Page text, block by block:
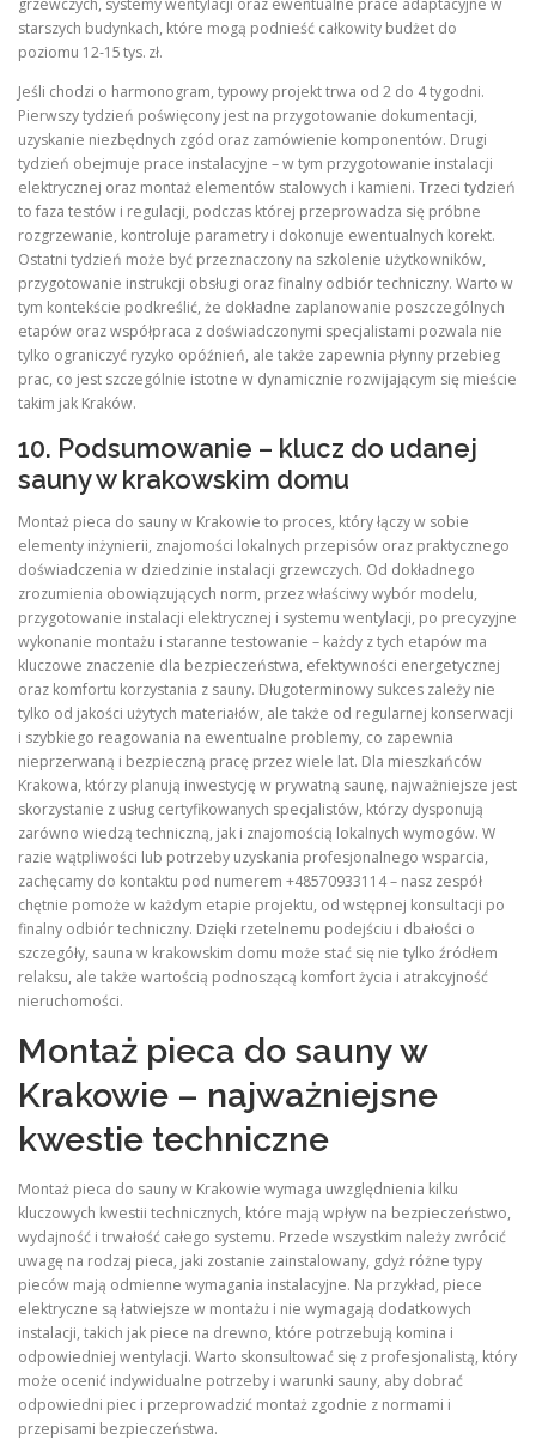
grzewczych, systemy wentylacji oraz ewentualne prace adaptacyjne w
starszych budynkach, które mogą podnieść całkowity budżet do
poziomu 12‑15 tys. zł.
Jeśli chodzi o harmonogram, typowy projekt trwa od 2 do 4 tygodni.
Pierwszy tydzień poświęcony jest na przygotowanie dokumentacji,
uzyskanie niezbędnych zgód oraz zamówienie komponentów. Drugi
tydzień obejmuje prace instalacyjne – w tym przygotowanie instalacji
elektrycznej oraz montaż elementów stalowych i kamieni. Trzeci tydzień
to faza testów i regulacji, podczas której przeprowadza się próbne
rozgrzewanie, kontroluje parametry i dokonuje ewentualnych korekt.
Ostatni tydzień może być przeznaczony na szkolenie użytkowników,
przygotowanie instrukcji obsługi oraz finalny odbiór techniczny. Warto w
tym kontekście podkreślić, że dokładne zaplanowanie poszczególnych
etapów oraz współpraca z doświadczonymi specjalistami pozwala nie
tylko ograniczyć ryzyko opóźnień, ale także zapewnia płynny przebieg
prac, co jest szczególnie istotne w dynamicznie rozwijającym się mieście
takim jak Kraków.
10. Podsumowanie – klucz do udanej
sauny w krakowskim domu
Montaż pieca do sauny w Krakowie to proces, który łączy w sobie
elementy inżynierii, znajomości lokalnych przepisów oraz praktycznego
doświadczenia w dziedzinie instalacji grzewczych. Od dokładnego
zrozumienia obowiązujących norm, przez właściwy wybór modelu,
przygotowanie instalacji elektrycznej i systemu wentylacji, po precyzyjne
wykonanie montażu i staranne testowanie – każdy z tych etapów ma
kluczowe znaczenie dla bezpieczeństwa, efektywności energetycznej
oraz komfortu korzystania z sauny. Długoterminowy sukces zależy nie
tylko od jakości użytych materiałów, ale także od regularnej konserwacji
i szybkiego reagowania na ewentualne problemy, co zapewnia
nieprzerwaną i bezpieczną pracę przez wiele lat. Dla mieszkańców
Krakowa, którzy planują inwestycję w prywatną saunę, najważniejsze jest
skorzystanie z usług certyfikowanych specjalistów, którzy dysponują
zarówno wiedzą techniczną, jak i znajomością lokalnych wymogów. W
razie wątpliwości lub potrzeby uzyskania profesjonalnego wsparcia,
zachęcamy do kontaktu pod numerem +48570933114 – nasz zespół
chętnie pomoże w każdym etapie projektu, od wstępnej konsultacji po
finalny odbiór techniczny. Dzięki rzetelnemu podejściu i dbałości o
szczegóły, sauna w krakowskim domu może stać się nie tylko źródłem
relaksu, ale także wartością podnoszącą komfort życia i atrakcyjność
nieruchomości.
Montaż pieca do sauny w
Krakowie – najważniejsne
kwestie techniczne
Montaż pieca do sauny w Krakowie wymaga uwzględnienia kilku
kluczowych kwestii technicznych, które mają wpływ na bezpieczeństwo,
wydajność i trwałość całego systemu. Przede wszystkim należy zwrócić
uwagę na rodzaj pieca, jaki zostanie zainstalowany, gdyż różne typy
pieców mają odmienne wymagania instalacyjne. Na przykład, piece
elektryczne są łatwiejsze w montażu i nie wymagają dodatkowych
instalacji, takich jak piece na drewno, które potrzebują komina i
odpowiedniej wentylacji. Warto skonsultować się z profesjonalistą, który
może ocenić indywidualne potrzeby i warunki sauny, aby dobrać
odpowiedni piec i przeprowadzić montaż zgodnie z normami i
przepisami bezpieczeństwa.